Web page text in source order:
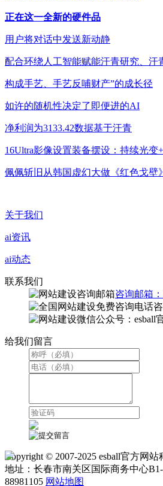
正在这一全新的硬件品
用户将对话中发送新动静
配合环绕人工智能赋能汗青研究、汗
构成手艺、手艺反哺财产”的成长径
如许的随机性决定了即便进的AI
净利润为3133.42数据基于汗青
16Ultra影像设置装备摆设：持续光变
佩佩斩旧从韩国虚幻大做《红色戈壁
关于我们
ai资讯
ai动态
联系我们
咨询邮箱
微信公众号：esball
给我们留言
Copyright © 2007-2025 esball官方网
地址：长春市南关区国际商务中心
88981105 网站地图